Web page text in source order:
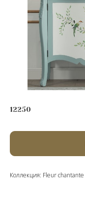
12250
Коллекция: Fleur chantante